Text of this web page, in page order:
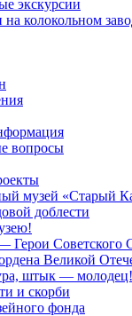
экскурсии
колокольном
вопросы
музей «Старый
доблести
Герои Советского
Великой
штык — молодец!
и скорби
фонда